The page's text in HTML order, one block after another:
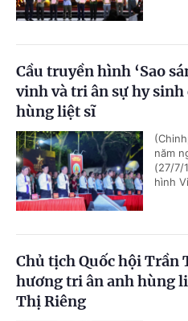
Cầu truyền hình ‘Sao
vinh và tri ân sự hy sinh
hùng liệt sĩ
năm
(27/7/
hình
Chủ tịch Quốc hội Trần
hương tri ân anh hùng
Thị Riêng